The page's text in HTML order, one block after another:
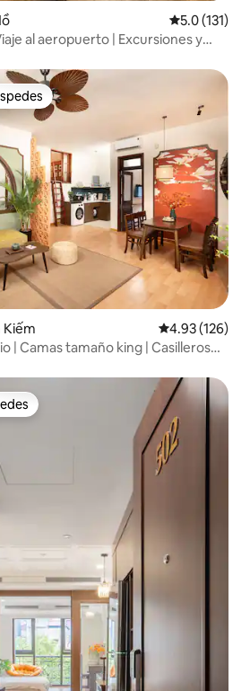
Calificación
5.0 (131)
al aeropuerto | Excursiones y
entre huéspedes
Kiếm Calificación
4.93 (126)
| Camas tamaño king | Casilleros